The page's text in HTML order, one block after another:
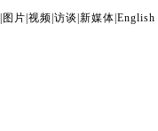
图片 视频 访谈 新媒体 English